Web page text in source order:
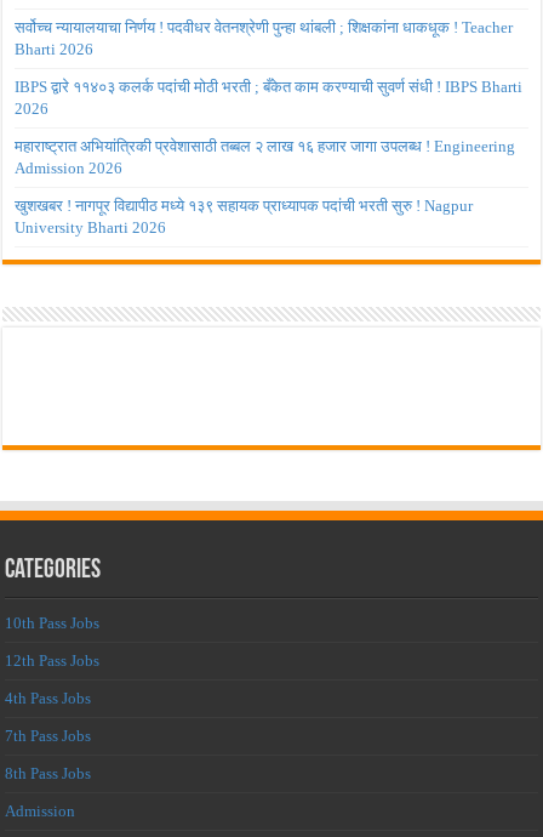
सर्वोच्च न्यायालयाचा निर्णय ! पदवीधर वेतनश्रेणी पुन्हा थांबली ; शिक्षकांना धाकधूक ! Teacher
Bharti 2026
IBPS द्वारे ११४०३ कलर्क पदांची मोठी भरती ; बँकेत काम करण्याची सुवर्ण संधी ! IBPS Bharti
2026
महाराष्ट्रात अभियांत्रिकी प्रवेशासाठी तब्बल २ लाख १६ हजार जागा उपलब्ध ! Engineering
Admission 2026
खुशखबर ! नागपूर विद्यापीठ मध्ये १३९ सहायक प्राध्यापक पदांची भरती सुरु ! Nagpur
University Bharti 2026
Categories
10th Pass Jobs
12th Pass Jobs
4th Pass Jobs
7th Pass Jobs
8th Pass Jobs
Admission